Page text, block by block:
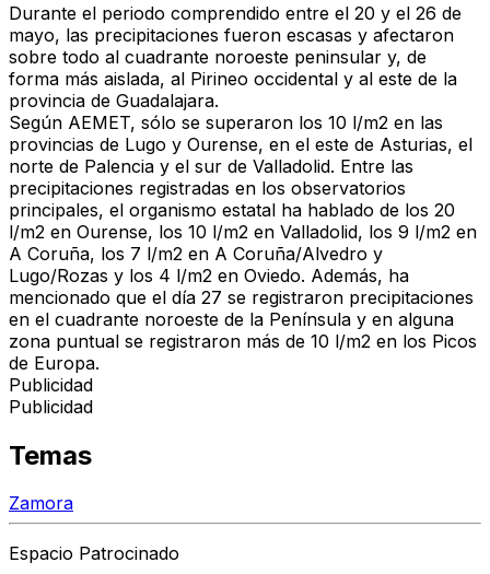
Durante el periodo comprendido entre el 20 y el 26 de
mayo, las precipitaciones fueron escasas y afectaron
sobre todo al cuadrante noroeste peninsular y, de
forma más aislada, al Pirineo occidental y al este de la
provincia de Guadalajara.
Según AEMET, sólo se superaron los 10 l/m2 en las
provincias de Lugo y Ourense, en el este de Asturias, el
norte de Palencia y el sur de Valladolid. Entre las
precipitaciones registradas en los observatorios
principales, el organismo estatal ha hablado de los 20
l/m2 en Ourense, los 10 l/m2 en Valladolid, los 9 l/m2 en
A Coruña, los 7 l/m2 en A Coruña/Alvedro y
Lugo/Rozas y los 4 l/m2 en Oviedo. Además, ha
mencionado que el día 27 se registraron precipitaciones
en el cuadrante noroeste de la Península y en alguna
zona puntual se registraron más de 10 l/m2 en los Picos
de Europa.
Publicidad
Publicidad
Temas
Zamora
Espacio Patrocinado